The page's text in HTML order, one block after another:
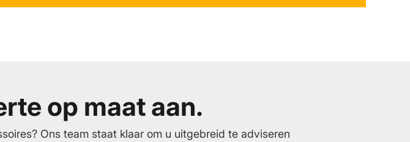
op maat aan.
Ons team staat klaar om u uitgebreid te adviseren